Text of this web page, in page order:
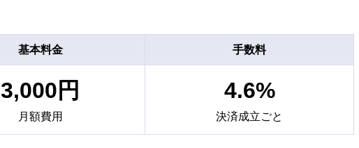
基本料金 手数料
3,000円
月額費用
4.6%
決済成立ごと